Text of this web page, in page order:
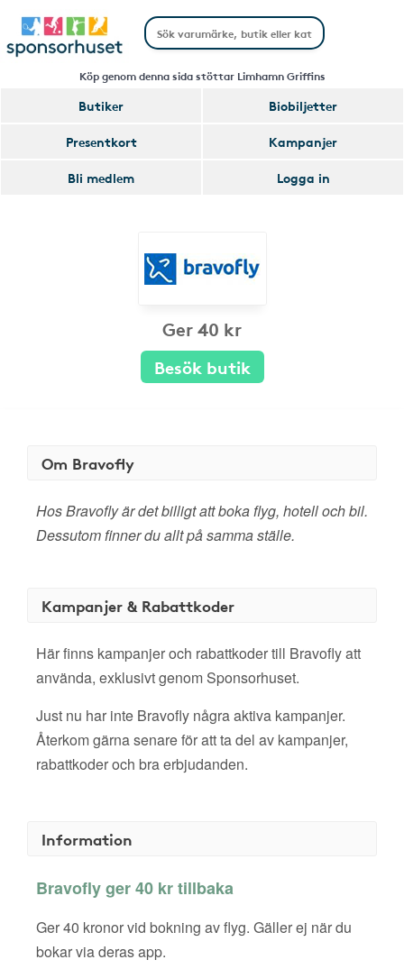
Köp genom denna sida stöttar Limhamn Griffins
Butiker
Biobiljetter
Presentkort
Kampanjer
Bli medlem
Logga in
Ger 40 kr
Besök butik
Om Bravofly
Hos Bravofly är det billigt att boka flyg, hotell och bil.
Dessutom finner du allt på samma ställe.
Kampanjer & Rabattkoder
Här finns kampanjer och rabattkoder till Bravofly att
använda, exklusivt genom Sponsorhuset.
Just nu har inte Bravofly några aktiva kampanjer.
Återkom gärna senare för att ta del av kampanjer,
rabattkoder och bra erbjudanden.
Information
Bravofly ger 40 kr tillbaka
Ger 40 kronor vid bokning av flyg. Gäller ej när du
bokar via deras app.